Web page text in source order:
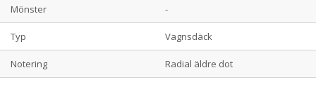
Mönster -
Typ Vagnsdäck
Notering Radial äldre dot